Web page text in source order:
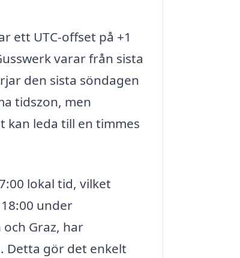
ett UTC-offset på +1
varar från sista
den sista söndagen
tidszon, men
leda till en timmes
lokal tid, vilket
under
Graz, har
Detta gör det enkelt